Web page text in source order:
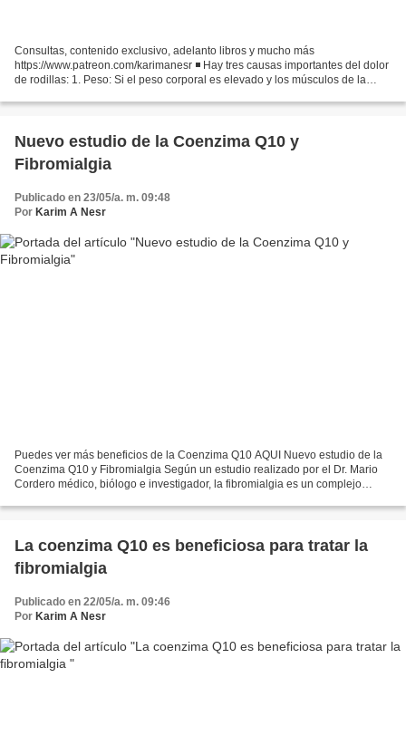
Consultas, contenido exclusivo, adelanto libros y mucho más
https://www.patreon.com/karimanesr ◾ Hay tres causas importantes del dolor
de rodillas: 1. Peso: Si el peso corporal es elevado y los músculos de la
Nuevo estudio de la Coenzima Q10 y
Fibromialgia
Publicado en 23/05/a. m. 09:48
Por Karim A Nesr
Puedes ver más beneficios de la Coenzima Q10 AQUI Nuevo estudio de la
Coenzima Q10 y Fibromialgia Según un estudio realizado por el Dr. Mario
Cordero médico, biólogo e investigador, la fibromialgia es un complejo
La coenzima Q10 es beneficiosa para tratar la
fibromialgia
Publicado en 22/05/a. m. 09:46
Por Karim A Nesr